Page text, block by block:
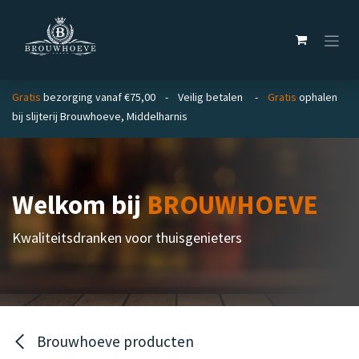
Gratis bezorging vanaf €75,00 - Veilig betalen - Gratis ophalen
bij slijterij Brouwhoeve, Middelharnis
Welkom bijBROUWHOEVE
Kwaliteitsdranken voor thuisgenieters
Brouwhoeve producten